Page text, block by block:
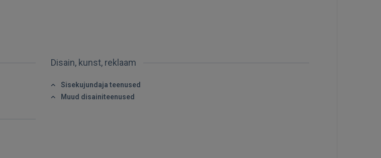
Disain, kunst, reklaam
Sisekujundaja teenused
Muud disainiteenused